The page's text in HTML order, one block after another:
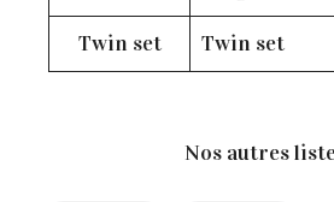
Twin set Twin set
Nos autres